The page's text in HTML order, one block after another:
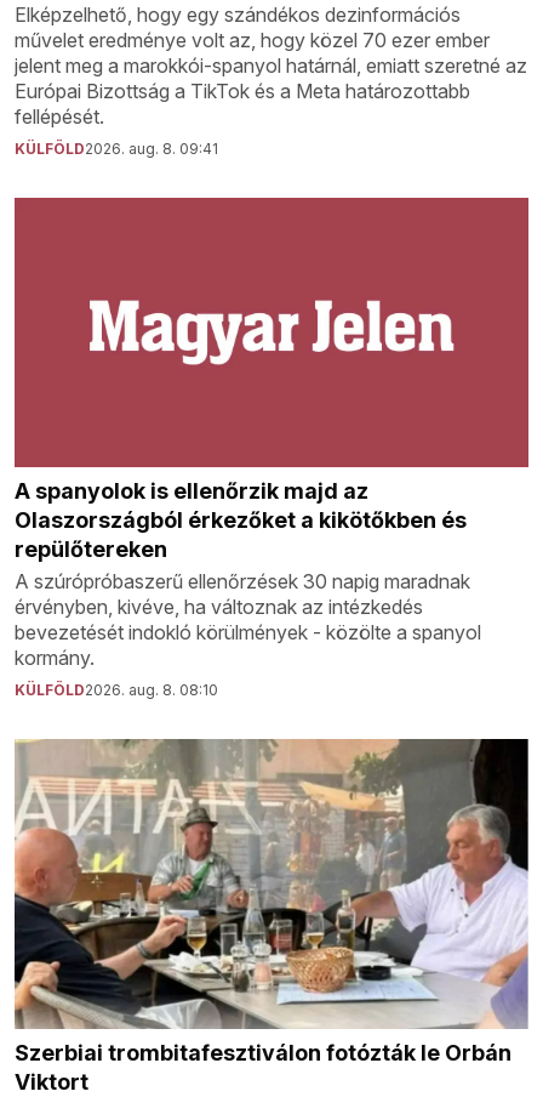
Elképzelhető, hogy egy szándékos dezinformációs
művelet eredménye volt az, hogy közel 70 ezer ember
jelent meg a marokkói-spanyol határnál, emiatt szeretné az
Európai Bizottság a TikTok és a Meta határozottabb
fellépését.
KÜLFÖLD2026. aug. 8. 09:41
A spanyolok is ellenőrzik majd az
Olaszországból érkezőket a kikötőkben és
repülőtereken
A szúrópróbaszerű ellenőrzések 30 napig maradnak
érvényben, kivéve, ha változnak az intézkedés
bevezetését indokló körülmények - közölte a spanyol
kormány.
KÜLFÖLD2026. aug. 8. 08:10
Szerbiai trombitafesztiválon fotózták le Orbán
Viktort